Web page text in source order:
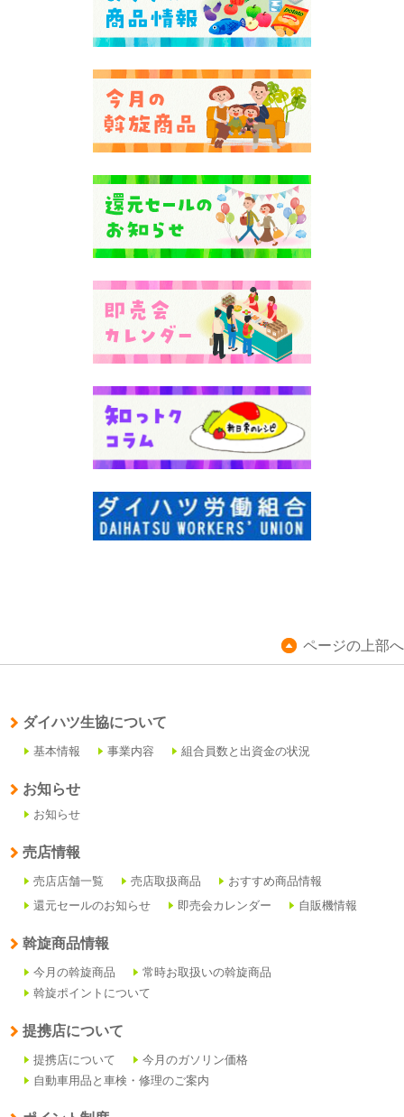
ページの上部へ
ダイハツ生協について
基本情報 事業内容 組合員数と出資金の状況
お知らせ
お知らせ
売店情報
売店店舗一覧 売店取扱商品
おすすめ商品情報
還元セールのお知らせ
即売会カレンダー 自販機情報
斡旋商品情報
今月の斡旋商品
常時お取扱いの斡旋商品
斡旋ポイントについて
提携店について
提携店について
今月のガソリン価格
自動車用品と車検・修理のご案内